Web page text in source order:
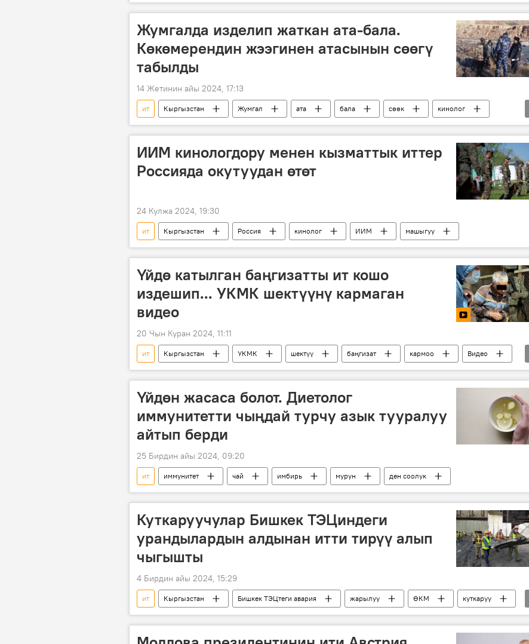
Жумгалда изделип жаткан ата-бала.
Көкөмерендин жээгинен атасынын сөөгү
табылды
14 Жетинин айы 2024, 17:13
ит Кыргызстан Жумгал ата бала сөөк
кинолог
ИИМ
Сүрөт
ИИМ кинологдору менен кызматтык иттер
Россияда окутуудан өтөт
24 Кулжа 2024, 19:30
ит Кыргызстан Россия кинолог ИИМ машыгуу
Үйдө катылган баңгизатты ит кошо
издешип... УКМК шектүүнү кармаган
видео
20 Чын Куран 2024, 11:11
ит Кыргызстан УКМК шектүү баңгизат кармоо
Видео
Сүрөт
гашиш
Үйдөн жасаса болот. Диетолог
иммунитетти чыңдай турчу азык тууралуу
айтып берди
25 Бирдин айы 2024, 09:20
ит иммунитет чай имбирь мурун ден соолук
Куткаруучулар Бишкек ТЭЦиндеги
урандылардын алдынан итти тирүү алып
чыгышты
4 Бирдин айы 2024, 15:29
ит Кыргызстан Бишкек ТЭЦтеги авария жарылуу ӨКМ
куткаруу
урандылар
ыраазычылык Бишкек ТЭЦиндеги авария